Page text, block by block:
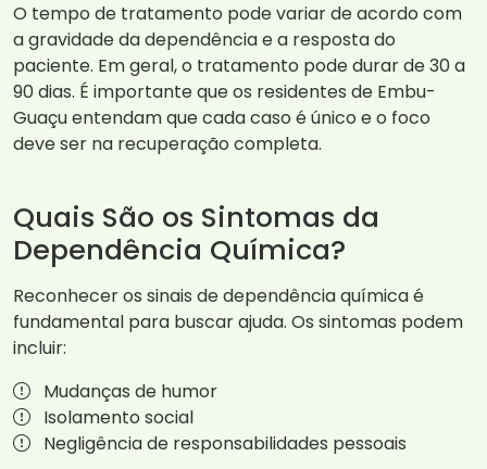
O tempo de tratamento pode variar de acordo com
a gravidade da dependência e a resposta do
paciente. Em geral, o tratamento pode durar de 30 a
90 dias. É importante que os residentes de Embu-
Guaçu entendam que cada caso é único e o foco
deve ser na recuperação completa.
Quais São os Sintomas da
Dependência Química?
Reconhecer os sinais de dependência química é
fundamental para buscar ajuda. Os sintomas podem
incluir:
Mudanças de humor
Isolamento social
Negligência de responsabilidades pessoais